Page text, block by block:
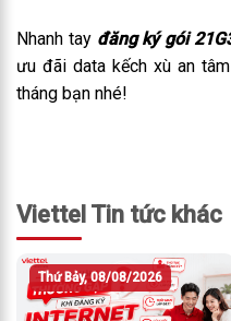
Nhanh tay đăng ký gói
ưu đãi data kếch xù an
tháng bạn nhé!
Viettel Tin tức khác
Thứ Bảy, 08/08/2026